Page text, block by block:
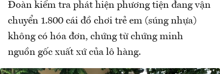
Đoàn kiểm tra phát hiện phương tiện đang vận
chuyển 1.800 cái đồ chơi trẻ em (súng nhựa)
không có hóa đơn, chứng từ chứng minh
nguồn gốc xuất xứ của lô hàng.